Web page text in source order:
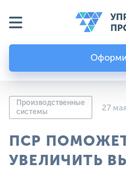
Производственные
системы
27
ПСР
УВЕЛИЧИТЬ